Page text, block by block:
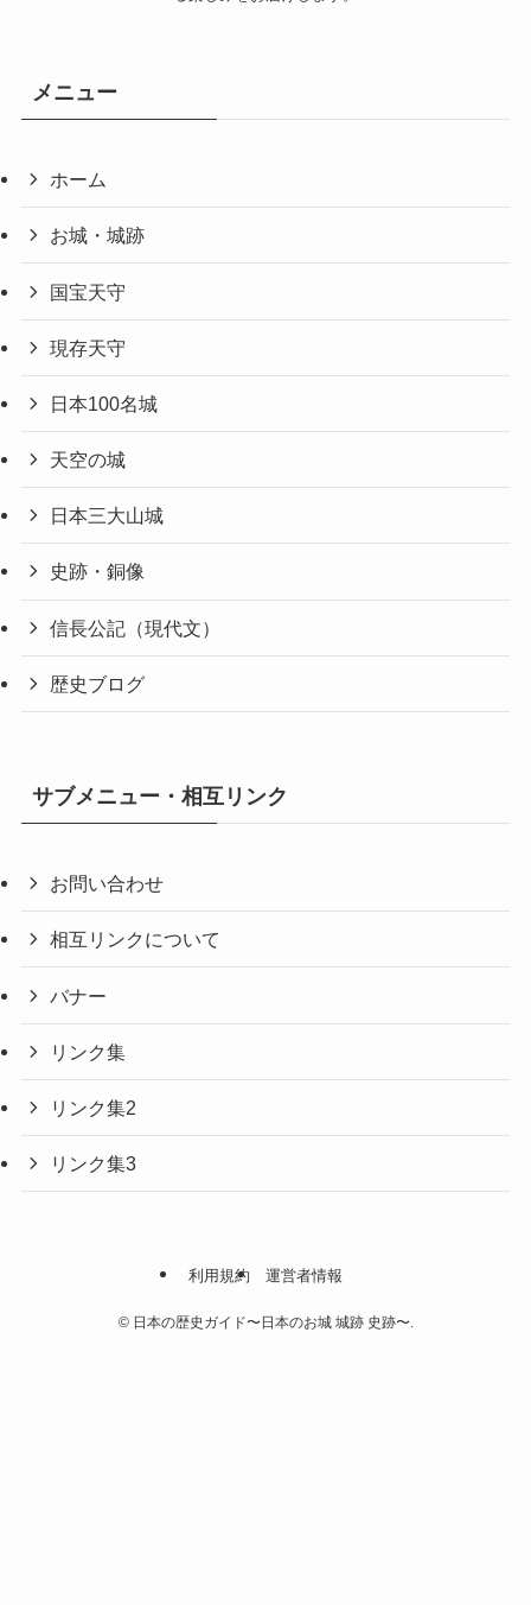
メニュー
ホーム
お城・城跡
国宝天守
現存天守
日本100名城
天空の城
日本三大山城
史跡・銅像
信長公記（現代文）
歴史ブログ
サブメニュー・相互リンク
お問い合わせ
相互リンクについて
バナー
リンク集
リンク集2
リンク集3
利用規約 運営者情報
©日本の歴史ガイド〜日本のお城 城跡 史跡〜.